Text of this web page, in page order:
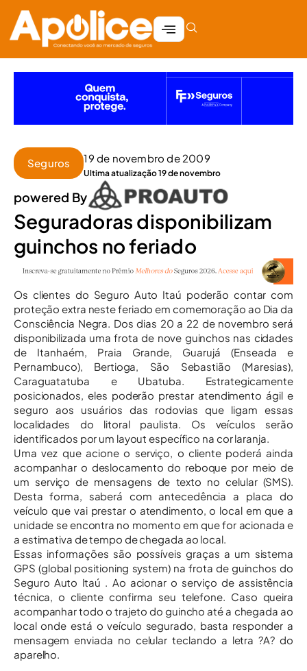
Seguros 19 de novembro de 2009
Ultima atualização 19 de novembro
powered By
Seguradoras disponibilizam
guinchos no feriado
Os clientes do Seguro Auto Itaú poderão contar com
proteção extra neste feriado em comemoração ao Dia da
Consciência Negra. Dos dias 20 a 22 de novembro será
disponibilizada uma frota de nove guinchos nas cidades
de Itanhaém, Praia Grande, Guarujá (Enseada e
Pernambuco), Bertioga, São Sebastião (Maresias),
Caraguatatuba e Ubatuba. Estrategicamente
posicionados, eles poderão prestar atendimento ágil e
seguro aos usuários das rodovias que ligam essas
localidades do litoral paulista. Os veículos serão
identificados por um layout específico na cor laranja.
Uma vez que acione o serviço, o cliente poderá ainda
acompanhar o deslocamento do reboque por meio de
um serviço de mensagens de texto no celular (SMS).
Desta forma, saberá com antecedência a placa do
veículo que vai prestar o atendimento, o local em que a
unidade se encontra no momento em que for acionada e
a estimativa de tempo de chegada ao local.
Essas informações são possíveis graças a um sistema
GPS (global positioning system) na frota de guinchos do
Seguro Auto Itaú . Ao acionar o serviço de assistência
técnica, o cliente confirma seu telefone. Caso queira
acompanhar todo o trajeto do guincho até a chegada ao
local onde está o veículo segurado, basta responder a
mensagem enviada no celular teclando a letra ?A? do
aparelho.